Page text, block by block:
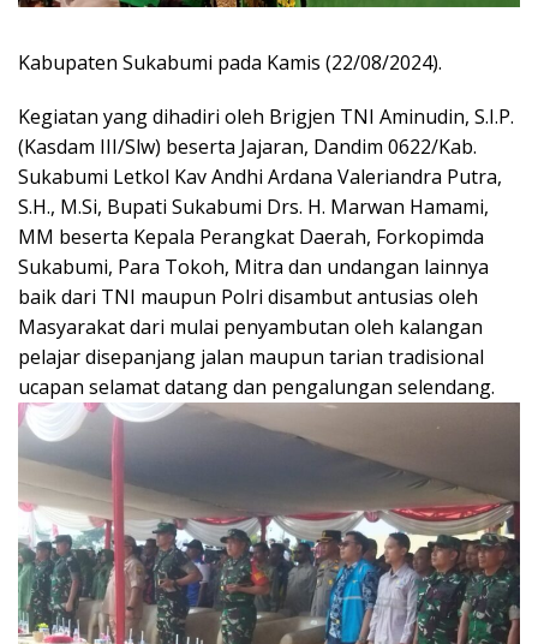
Kabupaten Sukabumi pada Kamis (22/08/2024).
Kegiatan yang dihadiri oleh Brigjen TNI Aminudin, S.I.P.
(Kasdam III/Slw) beserta Jajaran, Dandim 0622/Kab.
Sukabumi Letkol Kav Andhi Ardana Valeriandra Putra,
S.H., M.Si, Bupati Sukabumi Drs. H. Marwan Hamami,
MM beserta Kepala Perangkat Daerah, Forkopimda
Sukabumi, Para Tokoh, Mitra dan undangan lainnya
baik dari TNI maupun Polri disambut antusias oleh
Masyarakat dari mulai penyambutan oleh kalangan
pelajar disepanjang jalan maupun tarian tradisional
ucapan selamat datang dan pengalungan selendang.